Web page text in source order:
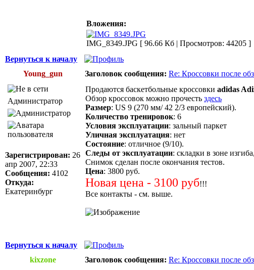
Вложения:
IMG_8349.JPG [ 96.66 Кб | Просмотров: 44205 ]
Вернуться к началу
Young_gun
Заголовок сообщения: Re: Кроссовки после
Администратор
Зарегистрирован: 26
апр 2007, 22:33
Сообщения: 4102
Откуда:
Екатеринбург
Продаются баскетбольные кроссовки adidas
Обзор кроссовок можно прочесть здесь
Размер: US 9 (270 мм/ 42 2/3 европейский).
Количество тренировок: 6
Условия эксплуатации: зальный паркет
Уличная эксплуатация: нет
Состояние: отличное (9/10).
Следы от эксплуатации: складки в зоне
Снимок сделан после окончания тестов.
Цена: 3800 руб.
Новая цена - 3100 руб!!!
Все контакты - см. выше.
Вернуться к началу
kixzone
Заголовок сообщения: Re: Кроссовки после